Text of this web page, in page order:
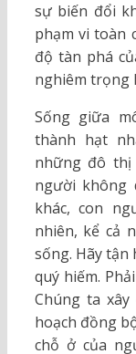
sự biến đổi
phạm vi toàn
độ tàn phá
nghiêm trọng
Sống giữa
thành hạt
những đô thị
người không
khác, con
nhiên, kể cả
sống. Hãy
quý hiếm.
Chúng ta
hoạch đồng
chỗ ở của